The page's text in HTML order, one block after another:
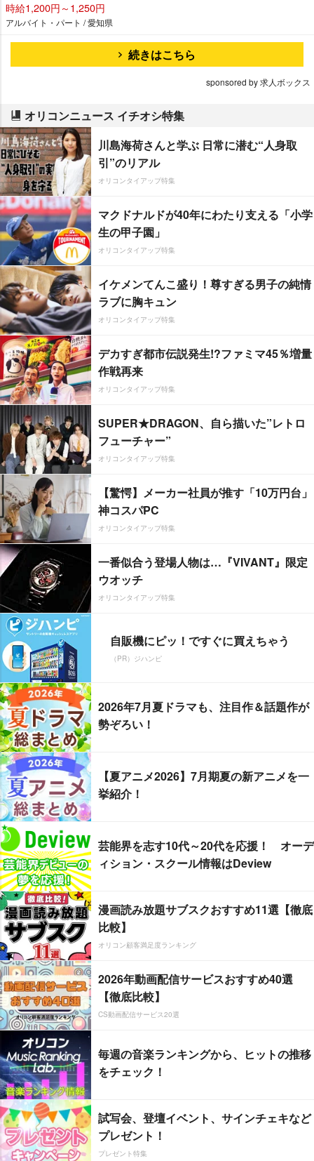
時給1,200円～1,250円
アルバイト・パート / 愛知県
続きはこちら
sponsored by 求人ボックス
オリコンニュース イチオシ特集
川島海荷さんと学ぶ 日常に潜む“人身取
引”のリアル
オリコンタイアップ特集
マクドナルドが40年にわたり支える「小学
生の甲子園」
オリコンタイアップ特集
イケメンてんこ盛り！尊すぎる男子の純情
ラブに胸キュン
オリコンタイアップ特集
デカすぎ都市伝説発生!?ファミマ45％増量
作戦再来
オリコンタイアップ特集
SUPER★DRAGON、自ら描いた”レトロ
フューチャー”
オリコンタイアップ特集
【驚愕】メーカー社員が推す「10万円台」
神コスパPC
オリコンタイアップ特集
一番似合う登場人物は…『VIVANT』限定
ウオッチ
オリコンタイアップ特集
自販機にピッ！ですぐに買えちゃう
（PR）ジハンピ
2026年7月夏ドラマも、注目作＆話題作が
勢ぞろい！
【夏アニメ2026】7月期夏の新アニメを一
挙紹介！
芸能界を志す10代～20代を応援！ オーデ
ィション・スクール情報はDeview
漫画読み放題サブスクおすすめ11選【徹底
比較】
オリコン顧客満足度ランキング
2026年動画配信サービスおすすめ40選
【徹底比較】
CS動画配信サービス20選
毎週の音楽ランキングから、ヒットの推移
をチェック！
試写会、登壇イベント、サインチェキなど
プレゼント！
プレゼント特集